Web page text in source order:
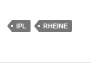
IPL RHEINE